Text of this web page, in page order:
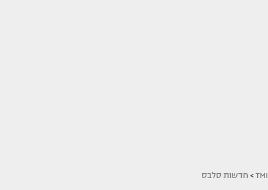
TMI
> חדשות סלבס